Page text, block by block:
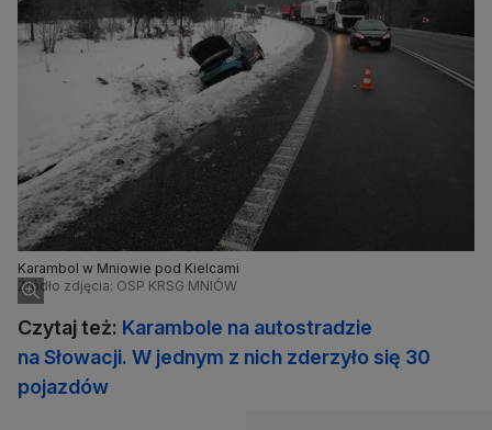
Karambol w Mniowie pod Kielcami
Źródło zdjęcia: OSP KRSG MNIÓW
Czytaj też: Karambole na autostradzie
na Słowacji. W jednym z nich zderzyło się 30
pojazdów